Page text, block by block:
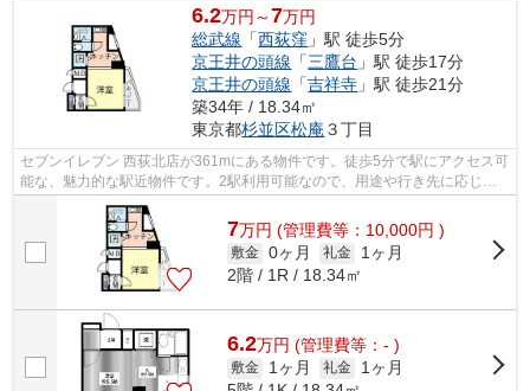
6.2万円～7万円
総武線 「西荻窪 」駅 徒歩5分
京王井の頭線 「三鷹台 」駅 徒歩17分
京王井の頭線 「吉祥寺 」駅 徒歩21分
築34年 / 18.34㎡
東京都杉並区松庵 ３丁目
セブンイレブン 西荻北店が361mにある物件です。徒歩5分で駅にアクセス可
能な、魅力的な駅近物件です。2駅利用可能なので、用途や行き先に応じて
経路を選択できます。こちらの物件はマ...
7万円 (管理費等：10,000円 )
敷金 0ヶ月 礼金
1ヶ月
2階 / 1R / 18.34㎡
6.2万円 (管理費等：- )
敷金 1ヶ月 礼金
1ヶ月